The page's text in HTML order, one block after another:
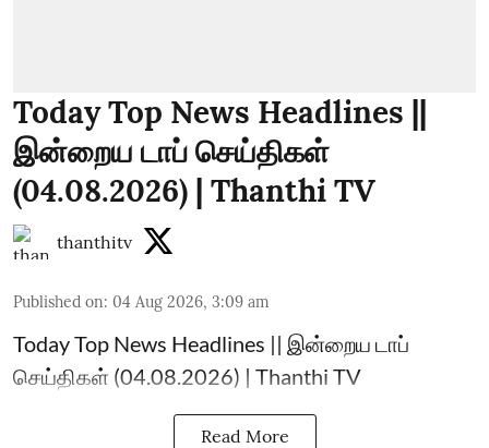
Today Top News Headlines ||
இன்றைய டாப் செய்திகள்
(04.08.2026) | Thanthi TV
thanthitv
Published on: 04 Aug 2026, 3:09 am
Today Top News Headlines || இன்றைய டாப்
செய்திகள் (04.08.2026) | Thanthi TV
Read More